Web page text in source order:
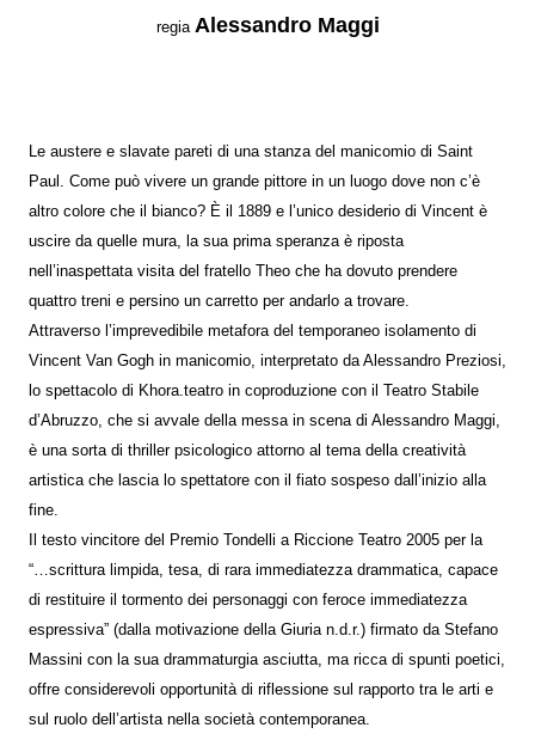
regia Alessandro Maggi
Le austere e slavate pareti di una stanza del manicomio di Saint
Paul. Come può vivere un grande pittore in un luogo dove non c’è
altro colore che il bianco? È il 1889 e l’unico desiderio di Vincent è
uscire da quelle mura, la sua prima speranza è riposta
nell’inaspettata visita del fratello Theo che ha dovuto prendere
quattro treni e persino un carretto per andarlo a trovare.
Attraverso l’imprevedibile metafora del temporaneo isolamento di
Vincent Van Gogh in manicomio, interpretato da Alessandro Preziosi,
lo spettacolo di Khora.teatro in coproduzione con il Teatro Stabile
d’Abruzzo, che si avvale della messa in scena di Alessandro Maggi,
è una sorta di thriller psicologico attorno al tema della creatività
artistica che lascia lo spettatore con il fiato sospeso dall’inizio alla
fine.
Il testo vincitore del Premio Tondelli a Riccione Teatro 2005 per la
“…scrittura limpida, tesa, di rara immediatezza drammatica, capace
di restituire il tormento dei personaggi con feroce immediatezza
espressiva” (dalla motivazione della Giuria n.d.r.) firmato da Stefano
Massini con la sua drammaturgia asciutta, ma ricca di spunti poetici,
offre considerevoli opportunità di riflessione sul rapporto tra le arti e
sul ruolo dell’artista nella società contemporanea.